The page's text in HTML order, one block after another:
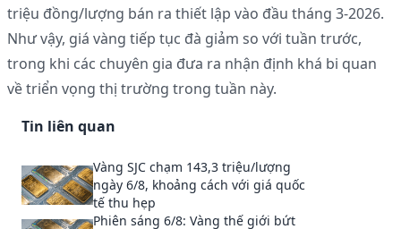
triệu đồng/lượng bán ra thiết lập vào đầu tháng 3-2026.
Như vậy, giá vàng tiếp tục đà giảm so với tuần trước,
trong khi các chuyên gia đưa ra nhận định khá bi quan
về triển vọng thị trường trong tuần này.
Tin liên quan
Vàng SJC chạm 143,3 triệu/lượng
ngày 6/8, khoảng cách với giá quốc
tế thu hẹp
Phiên sáng 6/8: Vàng thế giới bứt